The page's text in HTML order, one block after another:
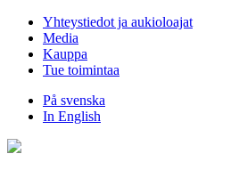
Hyppää
sisältöön
Yhteystiedot ja aukioloajat
Media
Kauppa
Tue toimintaa
På svenska
In English